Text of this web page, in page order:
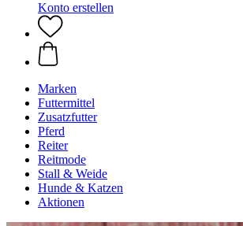
Konto erstellen
Marken
Futtermittel
Zusatzfutter
Pferd
Reiter
Reitmode
Stall & Weide
Hunde & Katzen
Aktionen